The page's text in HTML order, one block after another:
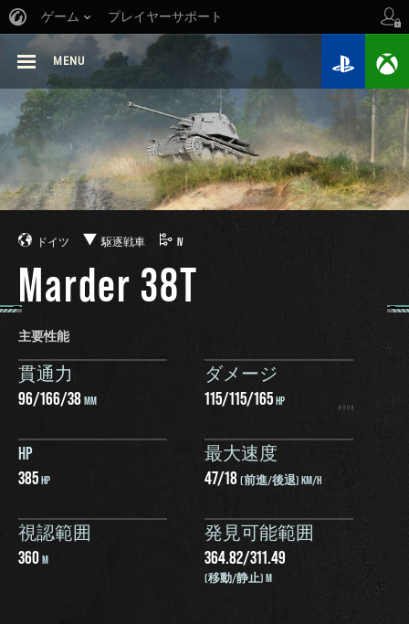
ゲーム プレイヤーサポート
MENU
ドイツ 駆逐戦車 IV
Marder 38T
主要性能
貫通力
96/166/38MM
ダメージ
115/115/165HP
HP
385HP
最大速度
47/18(前進/後退) KM/H
視認範囲
360M
発見可能範囲
364.82/311.49
(移動/静止) M